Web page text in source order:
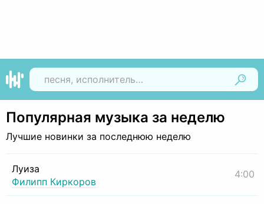
Популярная музыка за неделю
Лучшие новинки за последнюю неделю
Луиза
Филипп Киркоров
4:00